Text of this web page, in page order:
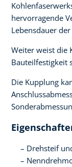
hervorragende
Lebensdauer
Weiter weist die
Bauteilfestigkeit
Die Kupplung
Drehsteif